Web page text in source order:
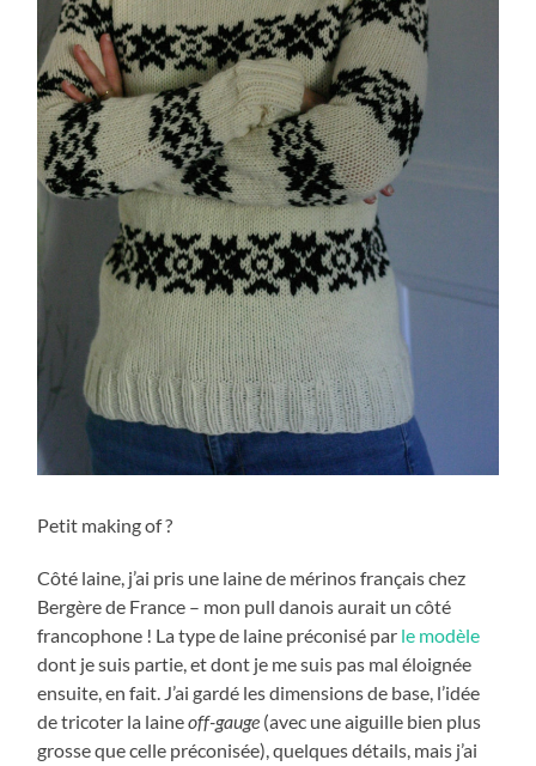
Petit making of ?
Côté laine, j’ai pris une laine de mérinos français chez
Bergère de France – mon pull danois aurait un côté
francophone ! La type de laine préconisé par le modèle
dont je suis partie, et dont je me suis pas mal éloignée
ensuite, en fait. J’ai gardé les dimensions de base, l’idée
de tricoter la laineoff-gauge (avec une aiguille bien plus
grosse que celle préconisée), quelques détails, mais j’ai